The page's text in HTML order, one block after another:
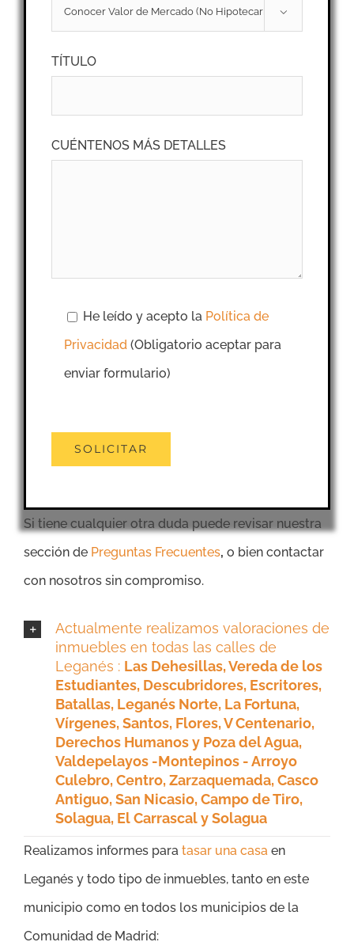

TÍTULO
CUÉNTENOS MÁS DETALLES
He leído y acepto la Política de
Privacidad (Obligatorio aceptar para
enviar formulario)
Si tiene cualquier otra duda puede revisar nuestra
sección de Preguntas Frecuentes, o bien contactar
con nosotros sin compromiso.
Actualmente realizamos valoraciones de
inmuebles en todas las calles de
Leganés : Las Dehesillas, Vereda de los
Estudiantes, Descubridores, Escritores,
Batallas, Leganés Norte, La Fortuna,
Vírgenes, Santos, Flores, V Centenario,
Derechos Humanos y Poza del Agua,
Valdepelayos -Montepinos - Arroyo
Culebro,Centro, Zarzaquemada, Casco
Antiguo, San Nicasio, Campo de Tiro,
Solagua, El Carrascal y Solagua
Realizamos informes para tasar una casaen
Leganés y todo tipo de inmuebles, tanto en este
municipio como en todos los municipios de la
Comunidad de Madrid: